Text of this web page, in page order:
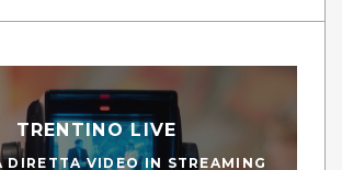
TRENTINO LIVE
DIRETTA VIDEO IN STREAMING